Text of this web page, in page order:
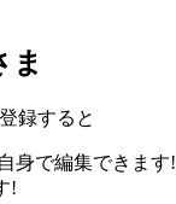
ま
録すると
身で編集できます!
!